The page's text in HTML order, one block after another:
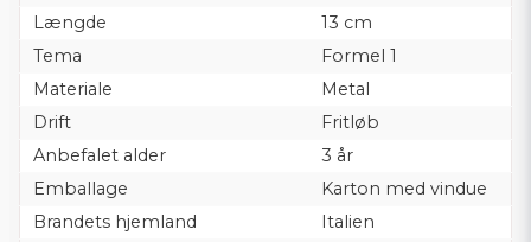
Længde
13 cm
Tema
Formel 1
Materiale
Metal
Drift
Fritløb
Anbefalet alder
3 år
Emballage
Karton med vindue
Brandets hjemland
Italien